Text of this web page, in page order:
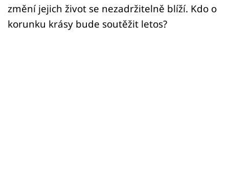
změní jejich život se nezadržitelně blíží. Kdo o
korunku krásy bude soutěžit letos?